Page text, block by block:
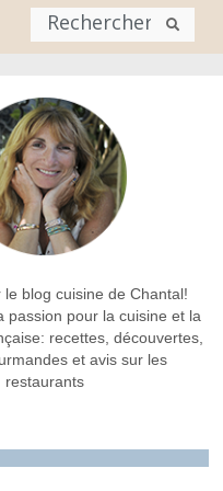
le blog cuisine de Chantal!
passion pour la cuisine et la
recettes, découvertes,
et avis sur les
restaurants